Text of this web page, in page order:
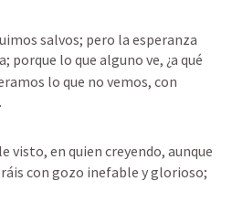
salvos; pero la esperanza
porque lo que alguno ve, ¿a qué
lo que no vemos, con
visto, en quien creyendo, aunque
con gozo inefable y glorioso;